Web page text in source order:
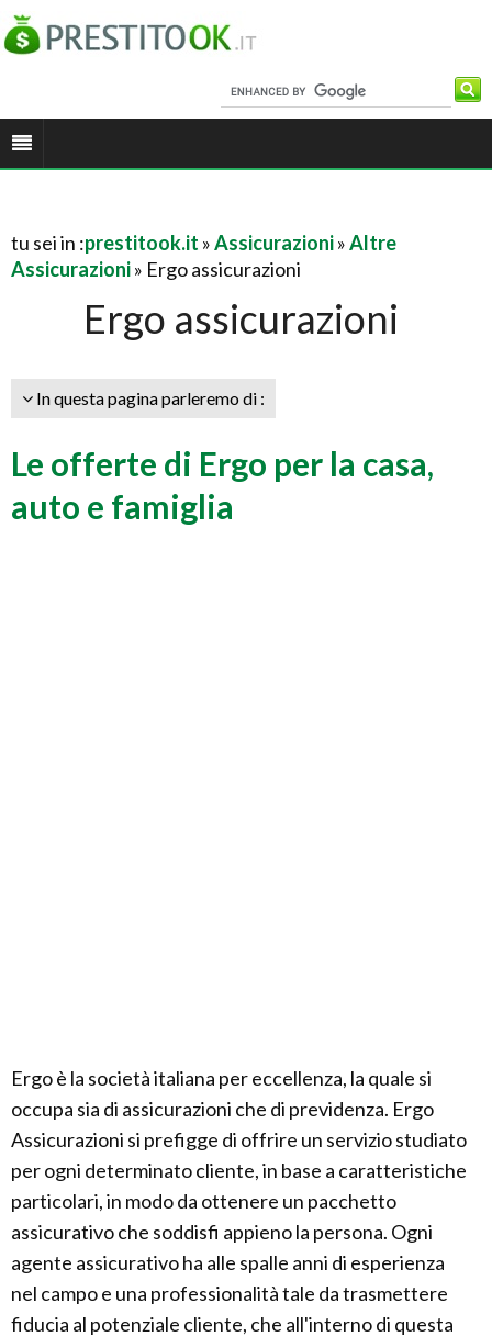
tu sei in :prestitook.it »Assicurazioni»Altre
Assicurazioni» Ergo assicurazioni
Ergo assicurazioni
In questa pagina parleremo di :
Le offerte di Ergo per la casa,
auto e famiglia
Ergo è la società italiana per eccellenza, la quale si
occupa sia di assicurazioni che di previdenza. Ergo
Assicurazioni si prefigge di offrire un servizio studiato
per ogni determinato cliente, in base a caratteristiche
particolari, in modo da ottenere un pacchetto
assicurativo che soddisfi appieno la persona. Ogni
agente assicurativo ha alle spalle anni di esperienza
nel campo e una professionalità tale da trasmettere
fiducia al potenziale cliente, che all'interno di questa